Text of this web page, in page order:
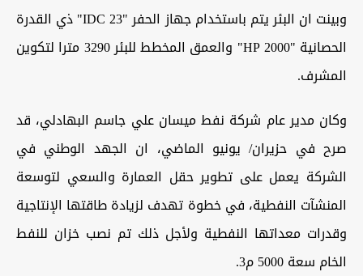
وبينت ان البئر يتم باستخدام جهاز الحفر "IDC 23" ذي القدرة
الحصانية "2000 HP" والعمق المخطط للبئر 3290 مترا لتكوين
المشرف.
وكان مدير عام شركة نفط ميسان علي جاسم البهادلي، قد
صرح في حزيران/ يونيو الماضي، ان الجهد الوطني في
الشركة يعمل على تطوير حقل العمارة والسعي لتوسعة
المنشآت النفطية، في خطوة تهدف لزيادة طاقتها الإنتاجية
وقدرات معداتها النفطية ولأجل ذلك تم نصب خزان للنفط
الخام سعة 5000 م3.